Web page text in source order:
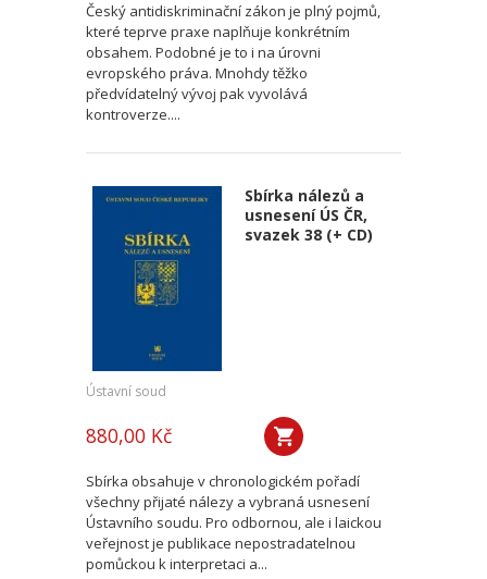
Český antidiskriminační zákon je plný pojmů,
které teprve praxe naplňuje konkrétním
obsahem. Podobné je to i na úrovni
evropského práva. Mnohdy těžko
předvídatelný vývoj pak vyvolává
kontroverze....
Sbírka nálezů a
usnesení ÚS ČR,
svazek 38 (+ CD)
Ústavní soud
880,00 Kč
Sbírka obsahuje v chronologickém pořadí
všechny přijaté nálezy a vybraná usnesení
Ústavního soudu. Pro odbornou, ale i laickou
veřejnost je publikace nepostradatelnou
pomůckou k interpretaci a...